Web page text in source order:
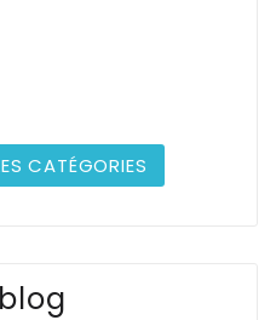
CATÉGORIES